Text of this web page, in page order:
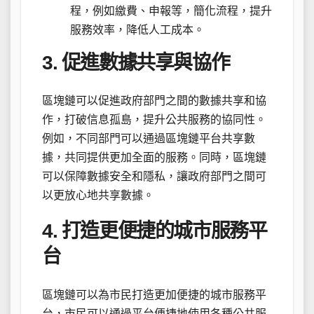
程，例如繳費、申報等，簡化流程，提升
服務效率，降低人工成本。
3. 促進數據共享與協作
區塊鏈可以促進政府部門之間的數據共享和協
作，打破信息孤島，提升公共服務的協同性。
例如，不同部門可以通過區塊鏈平台共享數
據，共同提供更加全面的服務。同時，區塊鏈
可以保障數據安全和隱私，讓政府部門之間可
以更放心地共享數據。
4. 打造更便捷的城市服務平
台
區塊鏈可以為市民打造更加便捷的城市服務平